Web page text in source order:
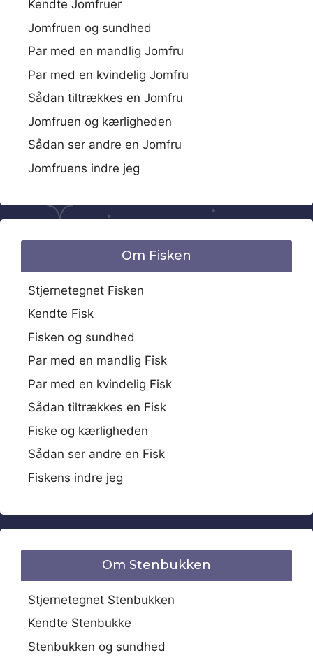
Kendte Jomfruer
Jomfruen og sundhed
Par med en mandlig Jomfru
Par med en kvindelig Jomfru
Sådan tiltrækkes en Jomfru
Jomfruen og kærligheden
Sådan ser andre en Jomfru
Jomfruens indre jeg
Om Fisken
Stjernetegnet Fisken
Kendte Fisk
Fisken og sundhed
Par med en mandlig Fisk
Par med en kvindelig Fisk
Sådan tiltrækkes en Fisk
Fiske og kærligheden
Sådan ser andre en Fisk
Fiskens indre jeg
Om Stenbukken
Stjernetegnet Stenbukken
Kendte Stenbukke
Stenbukken og sundhed